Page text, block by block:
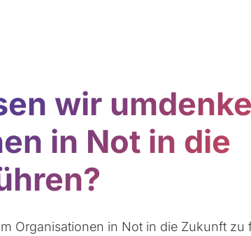
wir
in Not in die
Organisationen in Not in die Zukunft zu